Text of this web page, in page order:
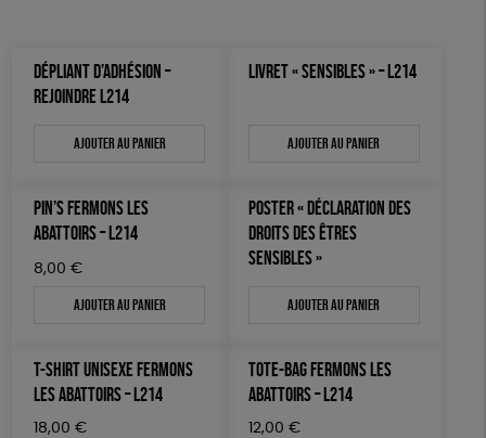
OUTILS MILITANTS
CARTES
BROCHURES
OUTILS ÉDUCATIFS
AUTRES OUTILS ÉDUCATIFS
Par défaut
Nouveauté
Disponibilité
Prix
0 € - 50 €
100 € - 150 €
150 € - 200 €
DÉPLIANT D’ADHÉSION –
REJOINDRE L214
Ajouter au panier
LIVRET « SENSIBLES » – L214
Ajouter au panier
PIN’S FERMONS LES
ABATTOIRS – L214
8,00 €
Ajouter au panier
POSTER « DÉCLARATION DES
DROITS DES ÊTRES
SENSIBLES »
Ajouter au panier
T-SHIRT UNISEXE FERMONS
LES ABATTOIRS – L214
18,00 €
TOTE-BAG FERMONS LES
ABATTOIRS – L214
12,00 €